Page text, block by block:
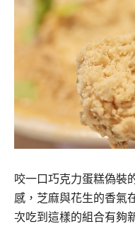
咬一口巧克力蛋糕偽裝
感，芝麻與花生的香氣
次吃到這樣的組合有夠